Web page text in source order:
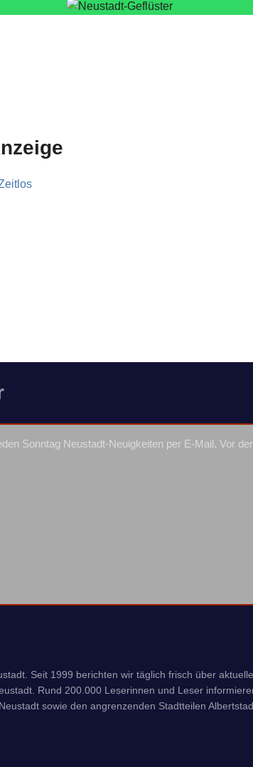
Sonntag Neustadt-Neuigkeiten per E-Mail. Vor
Seit 1999 berichten wir täglich frisch über
Rund 200.000 Leserinnen und Leser
sowie den angrenzenden Stadtteilen